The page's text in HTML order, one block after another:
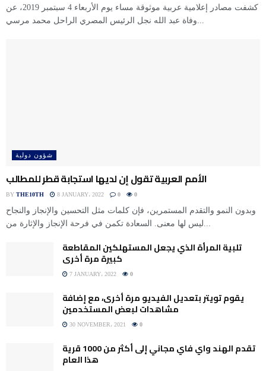
كشفت مصادر إعلامية عربية موثوقة مساء يوم الأربعاء 4 سبتمبر 2019، عن
وفاة عبد الله نجل الرئيس المصري الراحل محمد مرسي...
شؤون دولية
الأمم العربية تقول إن لديها استجابة قطر للمطالب
BY THE10TH 8 JANUARY، 2022 0 0
وبدون النمو والتقدم المستمرين، فإن كلمات مثل التحسين والإنجاز والنجاح
ليس لها معنى. السعادة تكمن في فرحة الإنجاز والإثارة من...
تلبية المرأة الذي يجعل المستهلكين المقاطعة
كبيرة مرة أخرى
7 JANUARY، 2022 0
يقوم تويتر بتعديل الفيديو مرة أخرى، مع إضافة
مشاهدات لبعض المستخدمين
30 NOVEMBER، 2021 0
تقدم الهند واي فاي مجاني إلى أكثر من 1000 قرية
هذا العام